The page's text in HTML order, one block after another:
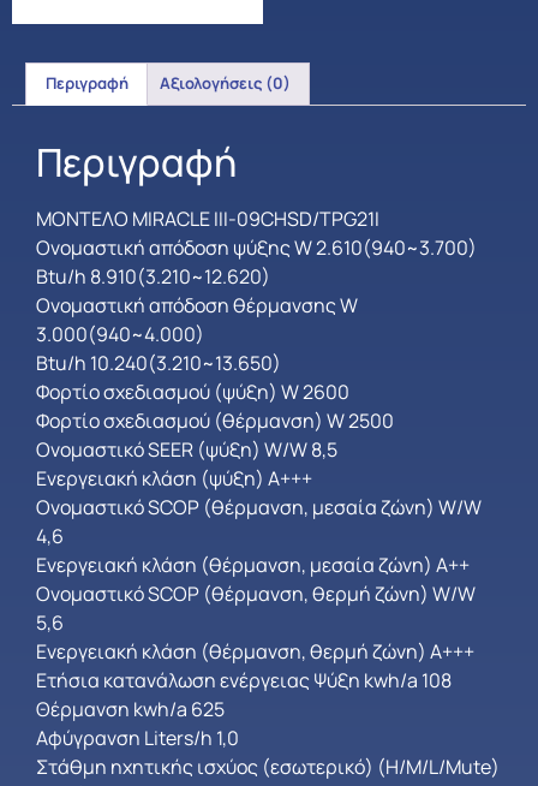
Περιγραφή Αξιολογήσεις (0)
Περιγραφή
ΜΟΝΤΕΛΟ MIRACLE III-09CHSD/TPG21I
Ονομαστική απόδοση ψύξης W 2.610(940~3.700)
Btu/h 8.910(3.210~12.620)
Ονομαστική απόδοση θέρμανσης W
3.000(940~4.000)
Btu/h 10.240(3.210~13.650)
Φορτίο σχεδιασμού (ψύξη) W 2600
Φορτίο σχεδιασμού (θέρμανση) W 2500
Ονομαστικό SEER (ψύξη) W/W 8,5
Ενεργειακή κλάση (ψύξη) Α+++
Ονομαστικό SCOP (θέρμανση, μεσαία ζώνη) W/W
4,6
Ενεργειακή κλάση (θέρμανση, μεσαία ζώνη) Α++
Ονομαστικό SCOP (θέρμανση, θερμή ζώνη) W/W
5,6
Ενεργειακή κλάση (θέρμανση, θερμή ζώνη) Α+++
Ετήσια κατανάλωση ενέργειας Ψύξη kwh/a 108
Θέρμανση kwh/a 625
Αφύγρανση Liters/h 1,0
Στάθμη ηχητικής ισχύος (εσωτερικό) (H/M/L/Mute)